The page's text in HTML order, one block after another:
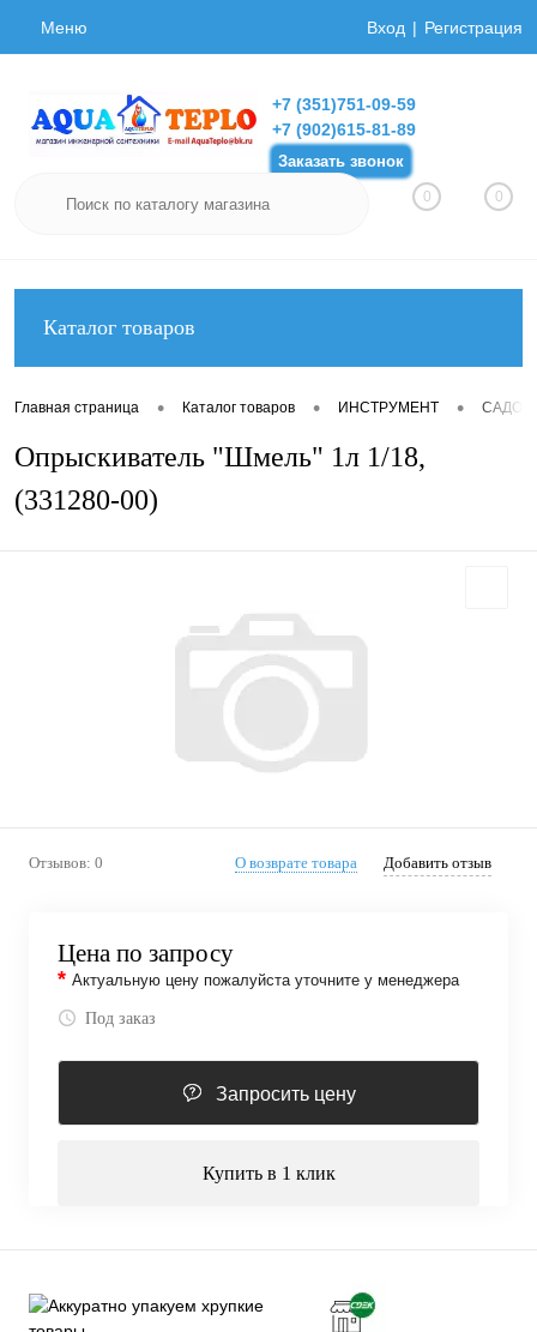
Меню Вход Регистрация
+7 (351)751-09-59
+7 (902)615-81-89
Заказать звонок
0 0
Каталог товаров
Главная страница • Каталог товаров • ИНСТРУМЕНТ •
Опрыскиватель "Шмель" 1л 1/18,
(331280-00)
Отзывов: 0 О возврате товара Добавить отзыв
Цена по запросу
* Актуальную цену пожалуйста уточните у менеджера
Под заказ
Запросить цену
Купить в 1 клик